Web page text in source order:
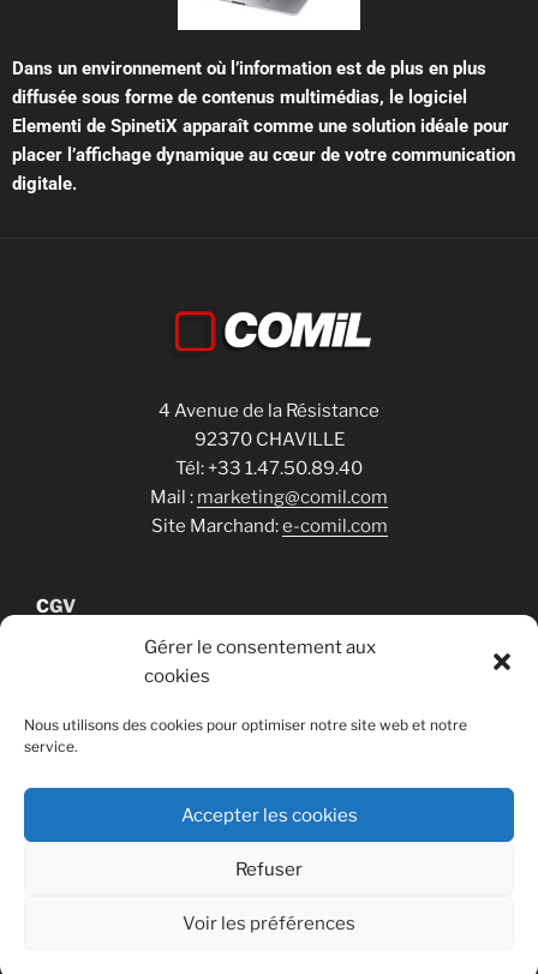
Gérer le consentement aux
cookies
Nous utilisons des cookies pour optimiser notre site web et notre
service.
Accepter les cookies
Refuser
Voir les préférences
Dans un environnement où l’information est de plus en plus
diffusée sous forme de contenus multimédias, le logiciel
Elementi de SpinetiX apparaît comme une solution idéale pour
placer l’affichage dynamique au cœur de votre communication
digitale.
4 Avenue de la Résistance
92370 CHAVILLE
Tél: +33 1.47.50.89.40
Mail : marketing@comil.com
Site Marchand:e-comil.com
CGV
RGPD
Fièrement propulsé par WordPress